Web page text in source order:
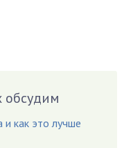
обсудим
как это лучше